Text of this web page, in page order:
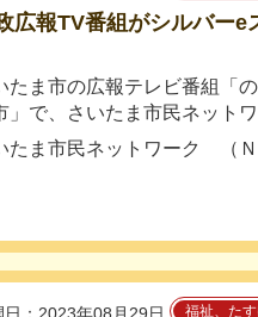
広報TV番組がシルバーe
たま市の広報テレビ番組「
」で、さいたま市民ネット
たま市民ネットワーク （Ｎ
福祉、た